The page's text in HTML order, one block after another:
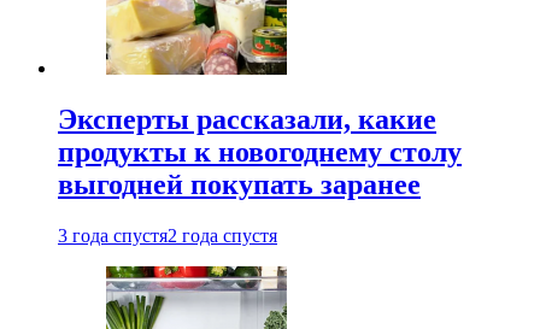
Эксперты рассказали, какие
продукты к новогоднему столу
выгодней покупать заранее
3 года спустя2 года спустя